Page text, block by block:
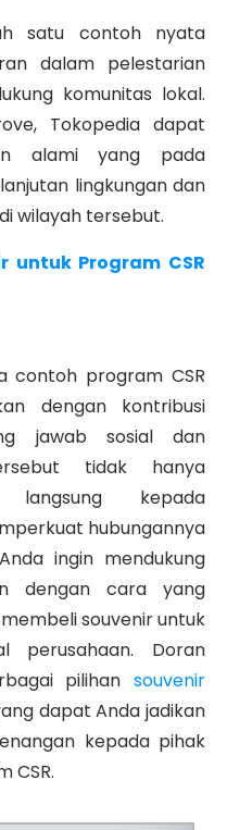
satu contoh nyata
dalam pelestarian
komunitas lokal.
Tokopedia dapat
alami yang pada
lingkungan dan
wilayah tersebut.
untuk Program CSR
contoh program CSR
dengan kontribusi
jawab sosial dan
tidak hanya
langsung kepada
hubungannya
ingin mendukung
dengan cara yang
souvenir untuk
perusahaan. Doran
pilihan souvenir
dapat Anda jadikan
kepada pihak
CSR.